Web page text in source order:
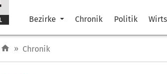
Bezirke Chronik Politik
» Chronik